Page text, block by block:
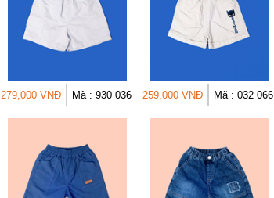
279,000 VNĐ Mã : 930 036 259,000 VNĐ Mã : 032 066